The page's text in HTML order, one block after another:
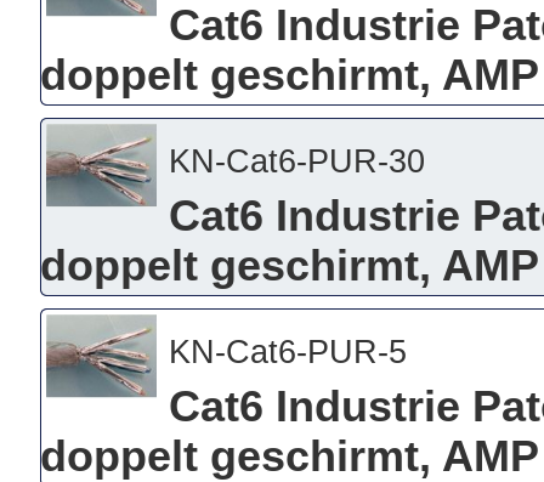
Cat6 Industrie
doppelt geschirmt,
KN-Cat6-PUR-30
Cat6 Industrie
doppelt geschirmt,
KN-Cat6-PUR-5
Cat6 Industrie
doppelt geschirmt,